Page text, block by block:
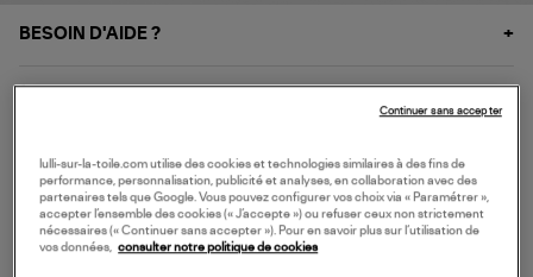
BESOIN D'AIDE ?
NOS SERVICES
SERVICE CLIENT
lulli-sur-la-toile.com utilise des cookies et technologies similaires à des fins de
performance, personnalisation, publicité et analyses, en collaboration avec des
partenaires tels que Google. Vous pouvez configurer vos choix via « Paramétrer »,
accepter l’ensemble des cookies (« J’accepte ») ou refuser ceux non strictement
nécessaires (« Continuer sans accepter »). Pour en savoir plus sur l’utilisation de
vos données,
consulter notre politique de cookies
Continuer sans accepter